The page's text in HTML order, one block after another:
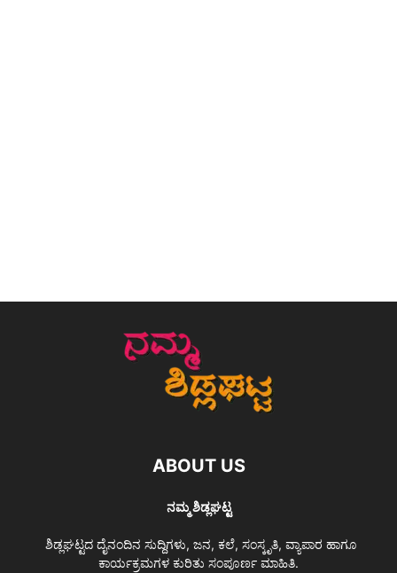
ABOUT US
ನಮ್ಮ ಶಿಡ್ಲಘಟ್ಟ
ಶಿಡ್ಲಘಟ್ಟದ ದೈನಂದಿನ ಸುದ್ದಿಗಳು, ಜನ, ಕಲೆ, ಸಂಸ್ಕೃತಿ, ವ್ಯಾಪಾರ ಹಾಗೂ
ಕಾರ್ಯಕ್ರಮಗಳ ಕುರಿತು ಸಂಪೂರ್ಣ ಮಾಹಿತಿ.